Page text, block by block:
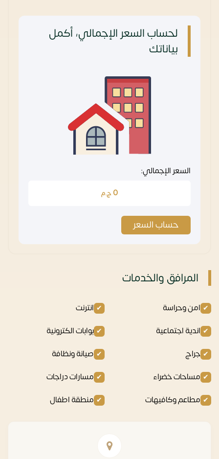
لحساب السعر الإجمالي، أكمل
بياناتك
السعر الإجمالي:
0 ج.م
حساب السعر
المرافق والخدمات
امن وحراسة
انترنت
اندية اجتماعية
بوابات الكترونية
جراج
صيانة ونظافة
مساحات خضراء
مسارات دراجات
مطاعم وكافيهات
منطقة اطفال